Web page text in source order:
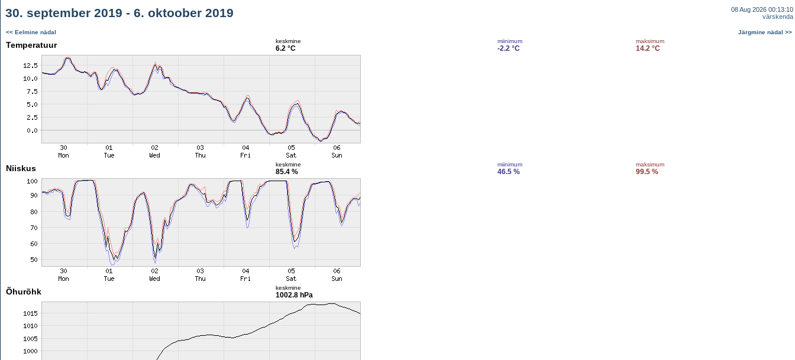
30. september 2019 - 6. oktoober 2019
08 Aug 2026 00:13:10
värskenda
<< Eelmine nädal Järgmine nädal >>
Temperatuur keskmine
6.2 °C
miinimum
-2.2 °C
maksimum
14.2 °C
Niiskus keskmine
85.4 %
miinimum
46.5 %
maksimum
99.5 %
Õhurõhk keskmine
1002.8 hPa